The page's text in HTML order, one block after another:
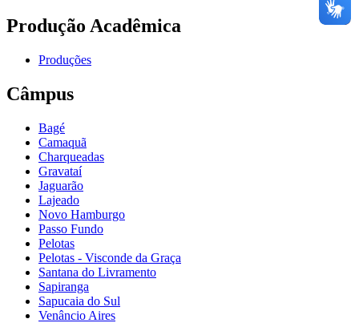
Produção Acadêmica
Produções
Câmpus
Bagé
Camaquã
Charqueadas
Gravataí
Jaguarão
Lajeado
Novo Hamburgo
Passo Fundo
Pelotas
Pelotas - Visconde da Graça
Santana do Livramento
Sapiranga
Sapucaia do Sul
Venâncio Aires